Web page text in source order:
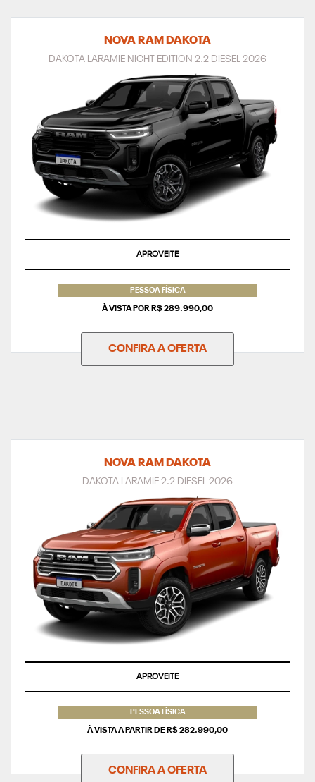
NOVA RAM DAKOTA
DAKOTA LARAMIE NIGHT EDITION 2.2 DIESEL 2026
APROVEITE
PESSOA FÍSICA
À VISTA POR R$ 289.990,00
CONFIRA A OFERTA
NOVA RAM DAKOTA
DAKOTA LARAMIE 2.2 DIESEL 2026
APROVEITE
PESSOA FÍSICA
À VISTA A PARTIR DE R$ 282.990,00
CONFIRA A OFERTA